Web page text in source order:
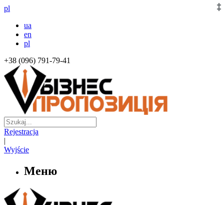
pl
ua
en
pl
+38 (096) 791-79-41
Rejestracja
|
Wyjście
Меню